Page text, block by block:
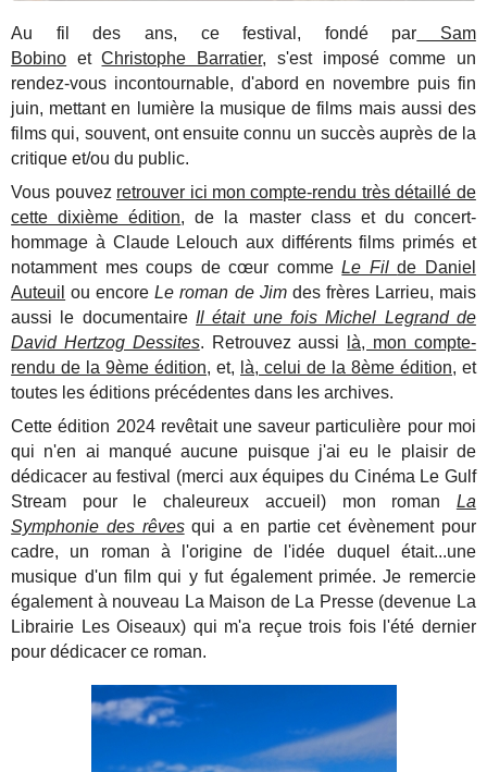
Au fil des ans, ce festival, fondé par Sam
Bobino etChristophe Barratier, s'est imposé comme un
rendez-vous incontournable, d'abord en novembre puis fin
juin, mettant en lumière la musique de films mais aussi des
films qui, souvent, ont ensuite connu un succès auprès de la
critique et/ou du public.
Vous pouvez retrouver ici mon compte-rendu très détaillé de
cette dixième édition, de la master class et du concert-
hommage à Claude Lelouch aux différents films primés et
notamment mes coups de cœur commeLe Filde Daniel
Auteuil ou encoreLe roman de Jim des frères Larrieu, mais
aussi le documentaire Il était une fois Michel Legrand de
David Hertzog Dessites. Retrouvez aussi
là, mon compte-
rendu de la 9ème édition, et, là, celui de la 8ème édition, et
toutes les éditions précédentes dans les archives.
Cette édition 2024 revêtait une saveur particulière pour moi
qui n'en ai manqué aucune puisque j'ai eu le plaisir de
dédicacer au festival (merci aux équipes du Cinéma Le Gulf
Stream pour le chaleureux accueil) mon roman La
Symphonie des rêves qui a en partie cet évènement pour
cadre, un roman à l'origine de l'idée duquel était...une
musique d'un film qui y fut également primée. Je remercie
également à nouveau La Maison de La Presse (devenue La
Librairie Les Oiseaux) qui m'a reçue trois fois l'été dernier
pour dédicacer ce roman.